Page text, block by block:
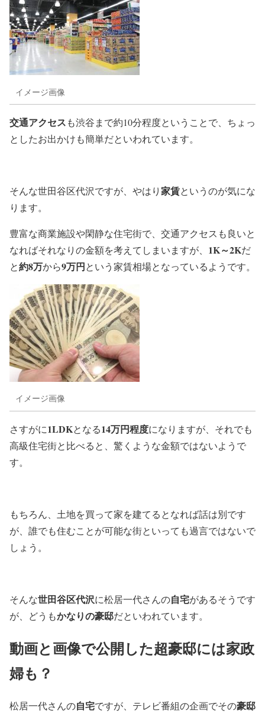
イメージ画像
交通アクセスも渋谷まで約10分程度ということで、ちょっ
としたお出かけも簡単だといわれています。
そんな世田谷区代沢ですが、やはり家賃というのが気にな
ります。
豊富な商業施設や閑静な住宅街で、交通アクセスも良いと
なればそれなりの金額を考えてしまいますが、 1K～2Kだ
と約8万から9万円という家賃相場となっているようです。
イメージ画像
さすがに1LDKとなる14万円程度になりますが、それでも
高級住宅街と比べると、驚くような金額ではないようで
す。
もちろん、土地を買って家を建てるとなれば話は別です
が、誰でも住むことが可能な街といっても過言ではないで
しょう。
そんな世田谷区代沢に松居一代さんの自宅があるそうです
が、どうもかなりの豪邸だといわれています。
動画と画像で公開した超豪邸には家政
婦も？
松居一代さんの自宅ですが、テレビ番組の企画でその豪邸